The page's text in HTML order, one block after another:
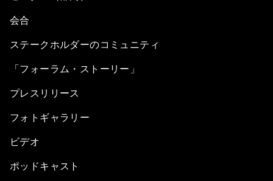
会合
ステークホルダーのコミュニティ
「フォーラム・ストーリー」
プレスリリース
フォトギャラリー
ビデオ
ポッドキャスト